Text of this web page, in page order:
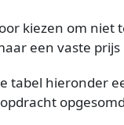
kiezen om niet
een vaste
tabel hieronder